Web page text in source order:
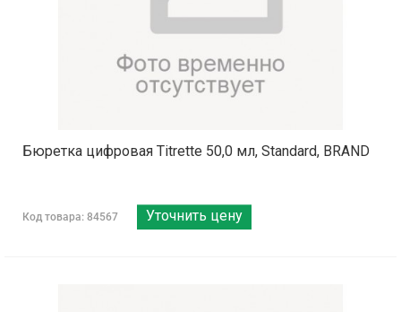
Бюретка цифровая Titrette 50,0 мл, Standard, BRAND
Код товара: 84567 Уточнить цену